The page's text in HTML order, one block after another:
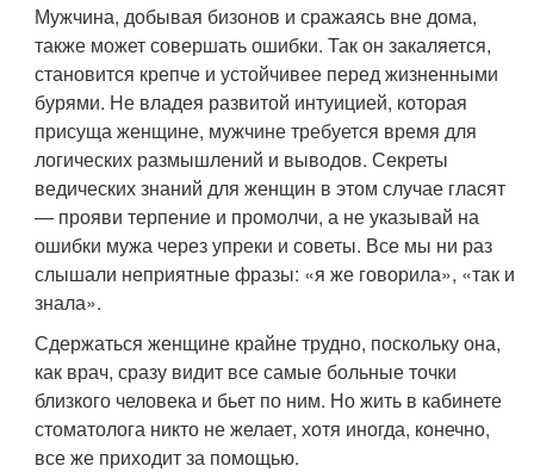
Мужчина, добывая бизонов и сражаясь вне дома,
также может совершать ошибки. Так он закаляется,
становится крепче и устойчивее перед жизненными
бурями. Не владея развитой интуицией, которая
присуща женщине, мужчине требуется время для
логических размышлений и выводов. Секреты
ведических знаний для женщин в этом случае гласят
— прояви терпение и промолчи, а не указывай на
ошибки мужа через упреки и советы. Все мы ни раз
слышали неприятные фразы: «я же говорила», «так и
знала».
Сдержаться женщине крайне трудно, поскольку она,
как врач, сразу видит все самые больные точки
близкого человека и бьет по ним. Но жить в кабинете
стоматолога никто не желает, хотя иногда, конечно,
все же приходит за помощью.